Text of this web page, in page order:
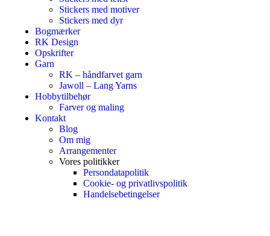
Stickers med motiver
Stickers med dyr
Bogmærker
RK Design
Opskrifter
Garn
RK – håndfarvet garn
Jawoll – Lang Yarns
Hobbytilbehør
Farver og maling
Kontakt
Blog
Om mig
Arrangementer
Vores politikker
Persondatapolitik
Cookie- og privatlivspolitik
Handelsebetingelser